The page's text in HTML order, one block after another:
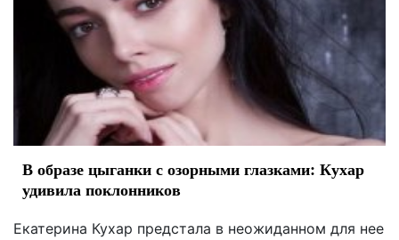
В образе цыганки с озорными глазками: Кухар
удивила поклонников
Екатерина Кухар предстала в неожиданном для нее